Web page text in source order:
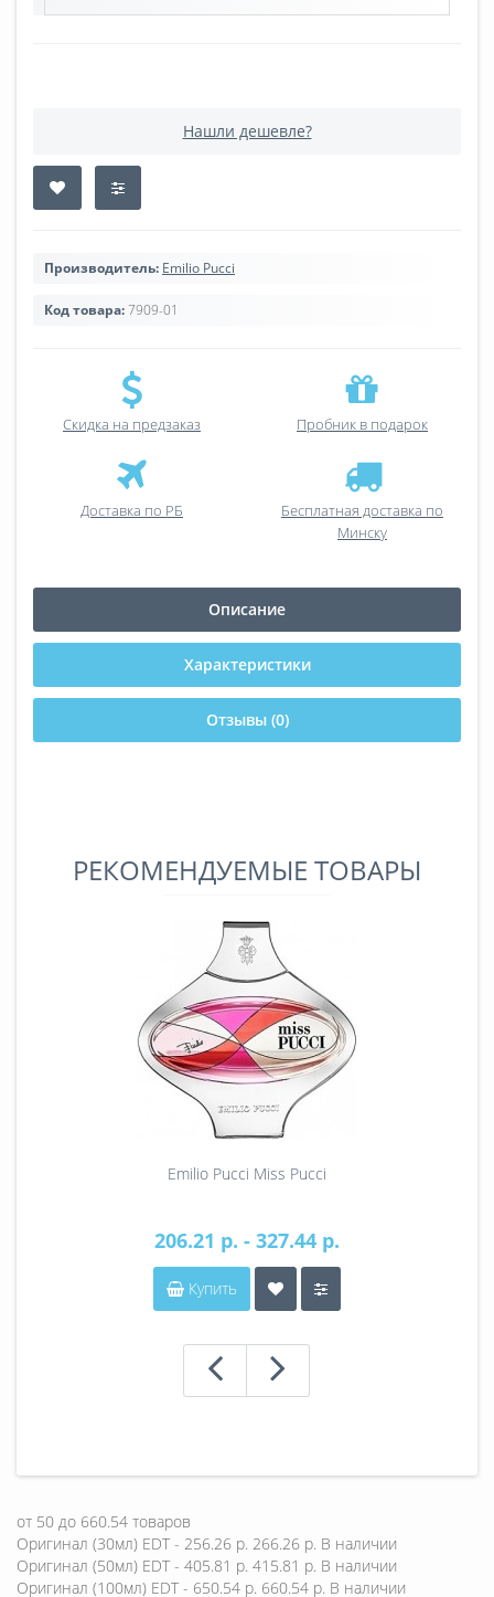
Нашли дешевле?
Производитель: Emilio Pucci
Код товара:7909-01
Скидка на предзаказ Пробник в подарок
Доставка по РБ
Бесплатная доставка по
Минску
Описание
Характеристики
Отзывы (0)
РЕКОМЕНДУЕМЫЕ ТОВАРЫ
Emilio Pucci Miss Pucci
206.21 р. - 327.44 р.
Купить
от 50 до 660.54 товаров
Оригинал (30мл) EDT - 256.26 р. 266.26 р. В наличии
Оригинал (50мл) EDT - 405.81 р. 415.81 р. В наличии
Оригинал (100мл) EDT - 650.54 р. 660.54 р. В наличии